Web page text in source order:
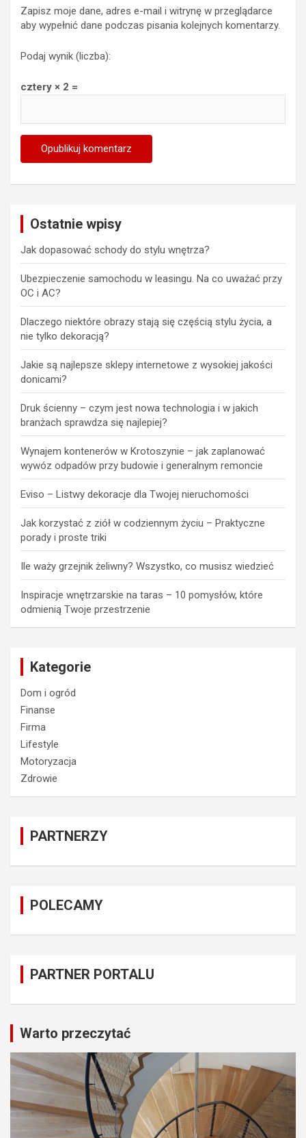
Zapisz moje dane, adres e-mail i witrynę w przeglądarce
aby wypełnić dane podczas pisania kolejnych komentarzy.
Podaj wynik (liczba):
cztery × 2 =
Ostatnie wpisy
Jak dopasować schody do stylu wnętrza?
Ubezpieczenie samochodu w leasingu. Na co uważać przy
OC i AC?
Dlaczego niektóre obrazy stają się częścią stylu życia, a
nie tylko dekoracją?
Jakie są najlepsze sklepy internetowe z wysokiej jakości
donicami?
Druk ścienny – czym jest nowa technologia i w jakich
branżach sprawdza się najlepiej?
Wynajem kontenerów w Krotoszynie – jak zaplanować
wywóz odpadów przy budowie i generalnym remoncie
Eviso – Listwy dekoracje dla Twojej nieruchomości
Jak korzystać z ziół w codziennym życiu – Praktyczne
porady i proste triki
Ile waży grzejnik żeliwny? Wszystko, co musisz wiedzieć
Inspiracje wnętrzarskie na taras – 10 pomysłów, które
odmienią Twoje przestrzenie
Kategorie
Dom i ogród
Finanse
Firma
Lifestyle
Motoryzacja
Zdrowie
PARTNERZY
POLECAMY
PARTNER PORTALU
Warto przeczytać